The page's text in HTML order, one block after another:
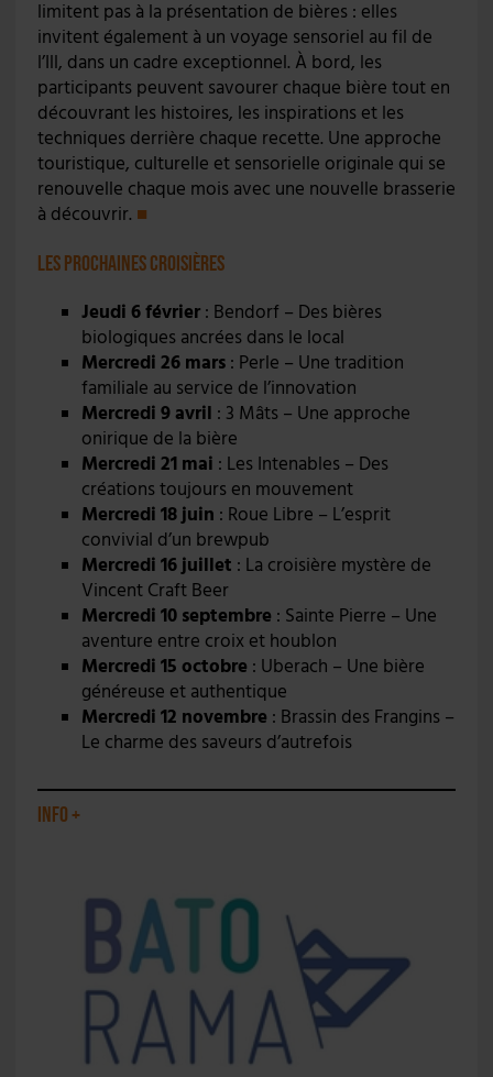
limitent pas à la présentation de bières : elles
invitent également à un voyage sensoriel au fil de
l’Ill, dans un cadre exceptionnel. À bord, les
participants peuvent savourer chaque bière tout en
découvrant les histoires, les inspirations et les
techniques derrière chaque recette. Une approche
touristique, culturelle et sensorielle originale qui se
renouvelle chaque mois avec une nouvelle brasserie
à découvrir. ■
Les prochaines croisières
Jeudi 6 février: Bendorf – Des bières
biologiques ancrées dans le local
Mercredi 26 mars: Perle – Une tradition
familiale au service de l’innovation
Mercredi 9 avril : 3 Mâts – Une approche
onirique de la bière
Mercredi 21 mai : Les Intenables – Des
créations toujours en mouvement
Mercredi 18 juin : Roue Libre – L’esprit
convivial d’un brewpub
Mercredi 16 juillet : La croisière mystère de
Vincent Craft Beer
Mercredi 10 septembre : Sainte Pierre – Une
aventure entre croix et houblon
Mercredi 15 octobre : Uberach – Une bière
généreuse et authentique
Mercredi 12 novembre : Brassin des Frangins –
Le charme des saveurs d’autrefois
Info +